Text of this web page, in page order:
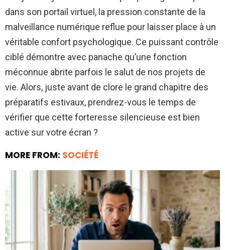
dans son portail virtuel, la pression constante de la
malveillance numérique reflue pour laisser place à un
véritable confort psychologique. Ce puissant contrôle
ciblé démontre avec panache qu’une fonction
méconnue abrite parfois le salut de nos projets de
vie. Alors, juste avant de clore le grand chapitre des
préparatifs estivaux, prendrez-vous le temps de
vérifier que cette forteresse silencieuse est bien
active sur votre écran ?
MORE FROM: SOCIÉTÉ